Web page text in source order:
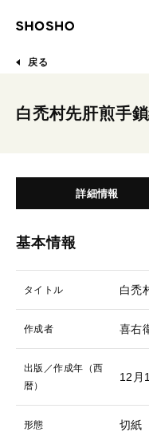
戻る
白禿村先肝煎手
詳細情報
基本情報
タイトル 白禿
作成者 喜
出版／作成年（西
暦）
12月
形態 切紙